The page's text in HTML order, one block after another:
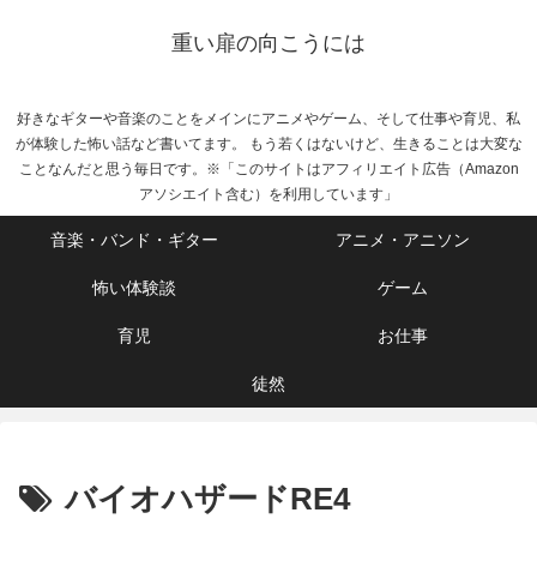
重い扉の向こうには
好きなギターや音楽のことをメインにアニメやゲーム、そして仕事や育児、私
が体験した怖い話など書いてます。 もう若くはないけど、生きることは大変な
ことなんだと思う毎日です。※「このサイトはアフィリエイト広告（Amazon
アソシエイト含む）を利用しています」
音楽・バンド・ギター アニメ・アニソン
怖い体験談 ゲーム
育児 お仕事
徒然
バイオハザードRE4